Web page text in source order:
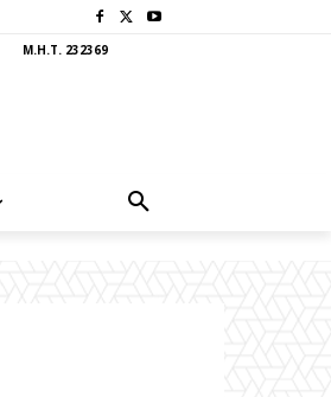
Μ.Η.Τ. 232369